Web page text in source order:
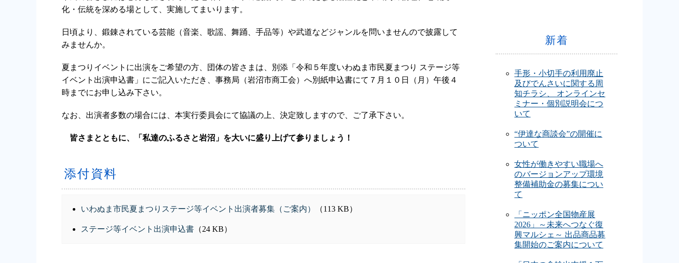
化・伝統を深める場として、実施してまいります。
日頃より、鍛錬されている芸能（音楽、歌謡、舞踊、手品等）や武道などジャンルを問いませんので披露して
みませんか。
夏まつりイベントに出演をご希望の方、団体の皆さまは、別添「令和５年度いわぬま市民夏まつり ステージ等
イベント出演申込書」にご記入いただき、事務局（岩沼市商工会）へ別紙申込書にて７月１０日（月）午後４
時までにお申し込み下さい。
なお、出演者多数の場合には、本実行委員会にて協議の上、決定致しますので、ご了承下さい。
皆さまとともに、「私達のふるさと岩沼」を大いに盛り上げて参りましょう！
添付資料
いわぬま市民夏まつりステージ等イベント出演者募集（ご案内） （113 KB）
ステージ等イベント出演申込書（24 KB）
新着
手形・小切手の利用廃止
及びでんさいに関する周
知チラシ、 オンラインセ
ミナー・個別説明会につ
いて
“伊達な商談会”の開催に
ついて
女性が働きやすい職場へ
のバージョンアップ環境
整備補助金の募集につい
て
「ニッポン全国物産展
2026」～未来へつなぐ復
興マルシェ～ 出品商品募
集開始のご案内について